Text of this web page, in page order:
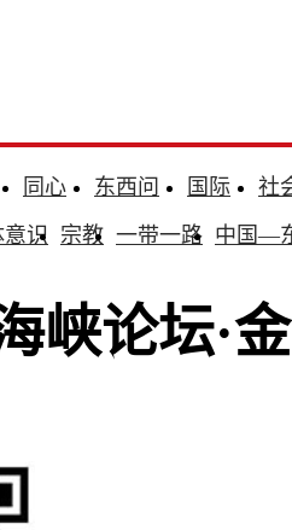
同心 东西问 国际
社
识 宗教 一带一路 中国—
峡论坛·